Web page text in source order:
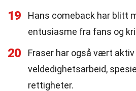
19
Hans comeback har blitt
entusiasme fra fans og
20
Fraser har også vært aktiv
veldedighetsarbeid,
rettigheter.